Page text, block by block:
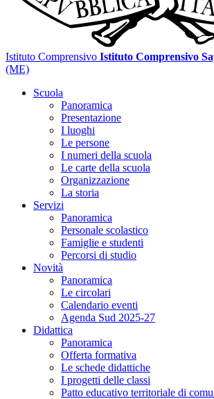
Istituto Comprensivo Istituto Comprensivo
(ME)
Scuola
Panoramica
Presentazione
I luoghi
Le persone
I numeri della scuola
Le carte della scuola
Organizzazione
La storia
Servizi
Panoramica
Personale scolastico
Famiglie e studenti
Percorsi di studio
Novità
Panoramica
Le circolari
Calendario eventi
Agenda Sud 2025-27
Didattica
Panoramica
Offerta formativa
Le schede didattiche
I progetti delle classi
Patto educativo territoriale di